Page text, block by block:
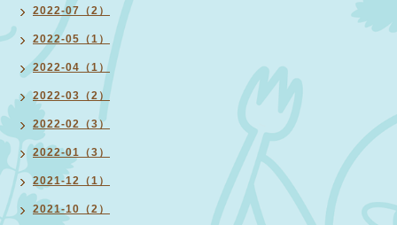
2022-07（2）
2022-05（1）
2022-04（1）
2022-03（2）
2022-02（3）
2022-01（3）
2021-12（1）
2021-10（2）